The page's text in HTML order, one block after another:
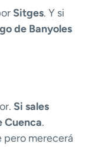
Sitges. Y si
de Banyoles
Si sales
Cuenca.
pero merecerá